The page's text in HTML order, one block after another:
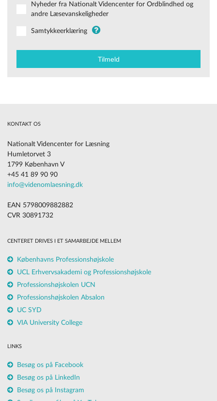
Nyheder fra Nationalt Videncenter for Ordblindhed og
andre Læsevanskeligheder
Samtykkeerklæring
KONTAKT OS
Nationalt Videncenter for Læsning
Humletorvet 3
1799 København V
+45 41 89 90 90
info@videnomlaesning.dk
EAN 5798009882882
CVR 30891732
CENTERET DRIVES I ET SAMARBEJDE MELLEM
Københavns Professionshøjskole
UCL Erhvervsakademi og Professionshøjskole
Professionshøjskolen UCN
Professionshøjskolen Absalon
UC SYD
VIA University College
LINKS
Besøg os på Facebook
Besøg os på LinkedIn
Besøg os på Instagram